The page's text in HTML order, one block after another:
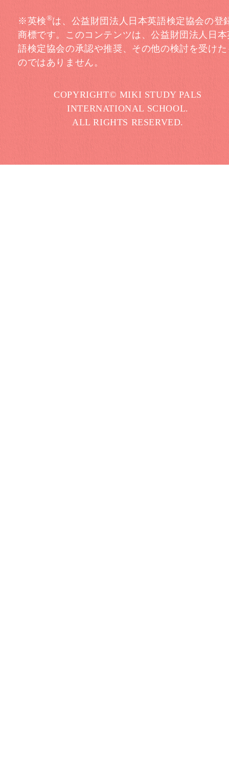
※英検®は、公益財団法人日本英語検定協会の登
商標です。このコンテンツは、公益財団法人日本
語検定協会の承認や推奨、その他の検討を受けた
のではありません。
COPYRIGHT© MIKI STUDY PALS
INTERNATIONAL SCHOOL.
ALL RIGHTS RESERVED.